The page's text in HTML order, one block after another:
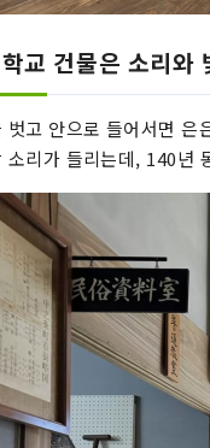
교 건물은 소리와
벗고 안으로 들어서면 은
소리가 들리는데, 140년